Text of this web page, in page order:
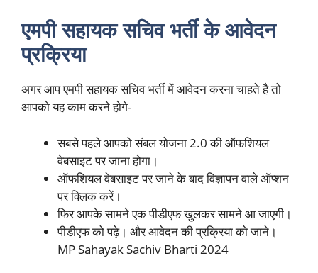
एमपी सहायक सचिव भर्ती के आवेदन
प्रक्रिया
अगर आप एमपी सहायक सचिव भर्ती में आवेदन करना चाहते है तो
आपको यह काम करने होगे-
सबसे पहले आपको संबल योजना 2.0 की ऑफशियल
वेबसाइट पर जाना होगा।
ऑफशियल वेबसाइट पर जाने के बाद विज्ञापन वाले ऑप्शन
पर क्लिक करें।
फिर आपके सामने एक पीडीएफ खुलकर सामने आ जाएगी।
पीडीएफ को पढ़े। और आवेदन की प्रक्रिया को जाने।
MP Sahayak Sachiv Bharti 2024